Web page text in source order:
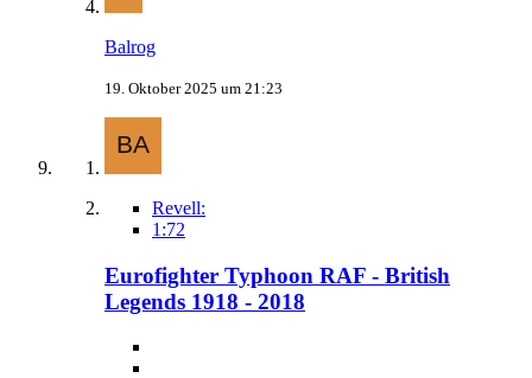
Balrog
19. Oktober 2025 um 21:23
Revell:
1:72
Eurofighter Typhoon RAF - British
Legends 1918 - 2018